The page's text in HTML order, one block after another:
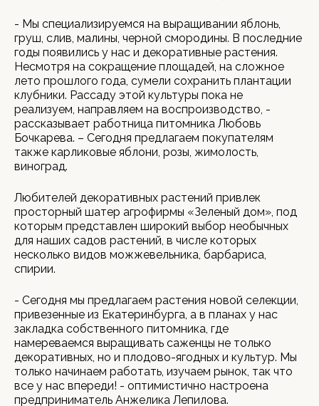
- Мы специализируемся на выращивании яблонь,
груш, слив, малины, черной смородины. В последние
годы появились у нас и декоративные растения.
Несмотря на сокращение площадей, на сложное
лето прошлого года, сумели сохранить плантации
клубники. Рассаду этой культуры пока не
реализуем, направляем на воспроизводство, -
рассказывает работница питомника Любовь
Бочкарева. – Сегодня предлагаем покупателям
также карликовые яблони, розы, жимолость,
виноград.
Любителей декоративных растений привлек
просторный шатер агрофирмы «Зеленый дом», под
которым представлен широкий выбор необычных
для наших садов растений, в числе которых
несколько видов можжевельника, барбариса,
спирии.
- Сегодня мы предлагаем растения новой селекции,
привезенные из Екатеринбурга, а в планах у нас
закладка собственного питомника, где
намереваемся выращивать саженцы не только
декоративных, но и плодово-ягодных и культур. Мы
только начинаем работать, изучаем рынок, так что
все у нас впереди! - оптимистично настроена
предприниматель Анжелика Лепилова.